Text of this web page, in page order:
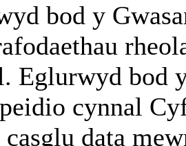
bod y
Eglurwyd bod
cynnal
data